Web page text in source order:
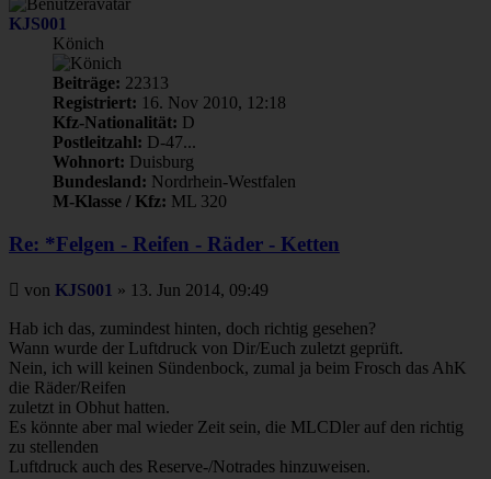
KJS001
Könich
Beiträge: 22313
Registriert: 16. Nov 2010, 12:18
Kfz-Nationalität: D
Postleitzahl: D-47...
Wohnort: Duisburg
Bundesland: Nordrhein-Westfalen
M-Klasse / Kfz: ML 320
Re: *Felgen - Reifen - Räder - Ketten
Beitrag
von KJS001 » 13. Jun 2014, 09:49
Hab ich das, zumindest hinten, doch richtig gesehen?
Wann wurde der Luftdruck von Dir/Euch zuletzt geprüft.
Nein, ich will keinen Sündenbock, zumal ja beim Frosch das AhK
die Räder/Reifen
zuletzt in Obhut hatten.
Es könnte aber mal wieder Zeit sein, die MLCDler auf den richtig
zu stellenden
Luftdruck auch des Reserve-/Notrades hinzuweisen.